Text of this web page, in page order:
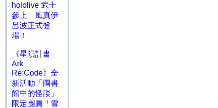
hololive 武士
參上 風真伊
呂波正式登
場！
《星隕計畫
Ark
Re:Code》全
新活動「圖書
館中的怪談」
限定團員「雪